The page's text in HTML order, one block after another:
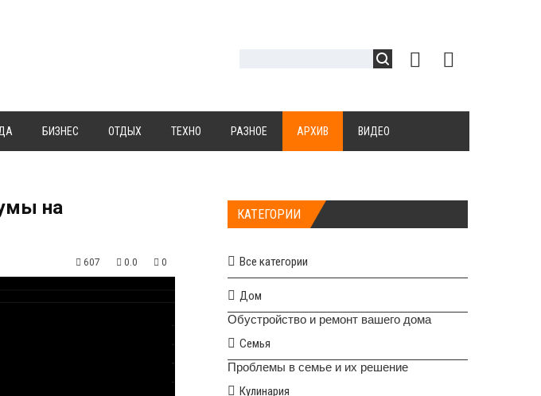
БИЗНЕС ОТДЫХ ТЕХНО РАЗНОЕ АРХИВ ВИДЕО
на
607 0.0 0
КАТЕГОРИИ
Все категории
Дом
Обустройство и ремонт вашего дома
Семья
Проблемы в семье и их решение
Кулинария